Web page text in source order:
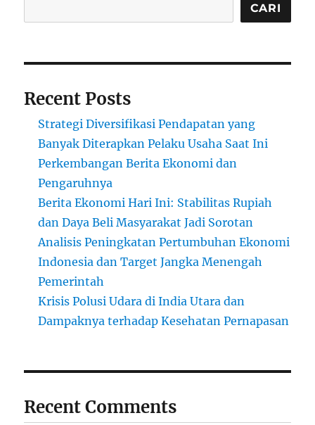
CARI
Recent Posts
Strategi Diversifikasi Pendapatan yang
Banyak Diterapkan Pelaku Usaha Saat Ini
Perkembangan Berita Ekonomi dan
Pengaruhnya
Berita Ekonomi Hari Ini: Stabilitas Rupiah
dan Daya Beli Masyarakat Jadi Sorotan
Analisis Peningkatan Pertumbuhan Ekonomi
Indonesia dan Target Jangka Menengah
Pemerintah
Krisis Polusi Udara di India Utara dan
Dampaknya terhadap Kesehatan Pernapasan
Recent Comments